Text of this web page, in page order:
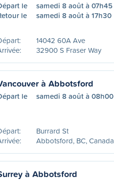
le
samedi 8 août à 07h45
le
samedi 8 août à 17h30
14042 60A Ave
32900 S Fraser Way
à Abbotsford
le samedi 8 août à 08h00
Burrard St
Abbotsford, BC, Canada
à Abbotsford